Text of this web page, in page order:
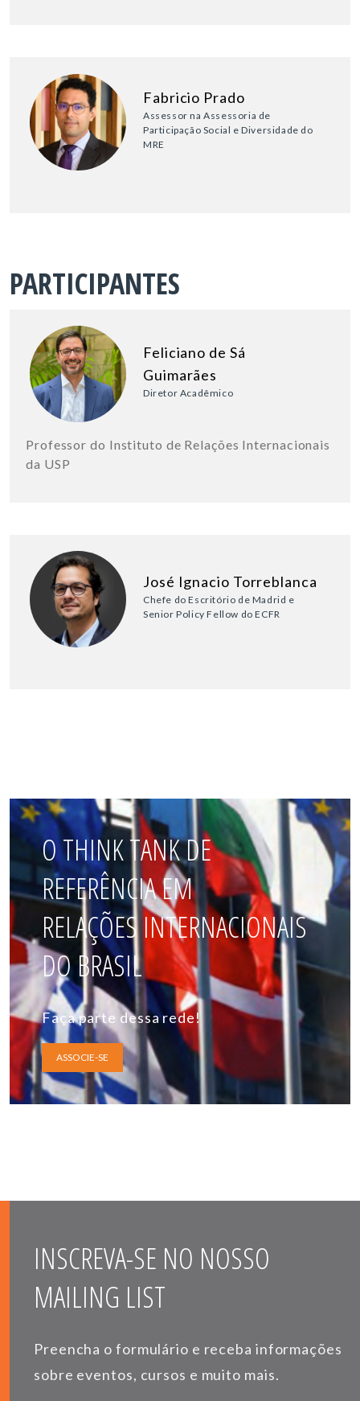
Fabricio Prado
Assessor na Assessoria de
Participação Social e Diversidade do
MRE
PARTICIPANTES
Feliciano de Sá
Guimarães
Diretor Acadêmico
Professor do Instituto de Relações Internacionais
da USP
José Ignacio Torreblanca
Chefe do Escritório de Madrid e
Senior Policy Fellow do ECFR
O THINK TANK DE
REFERÊNCIA EM
RELAÇÕES INTERNACIONAIS
DO BRASIL
Faça parte dessa rede!
ASSOCIE-SE
INSCREVA-SE NO NOSSO
MAILING LIST
Preencha o formulário e receba informações
sobre eventos, cursos e muito mais.